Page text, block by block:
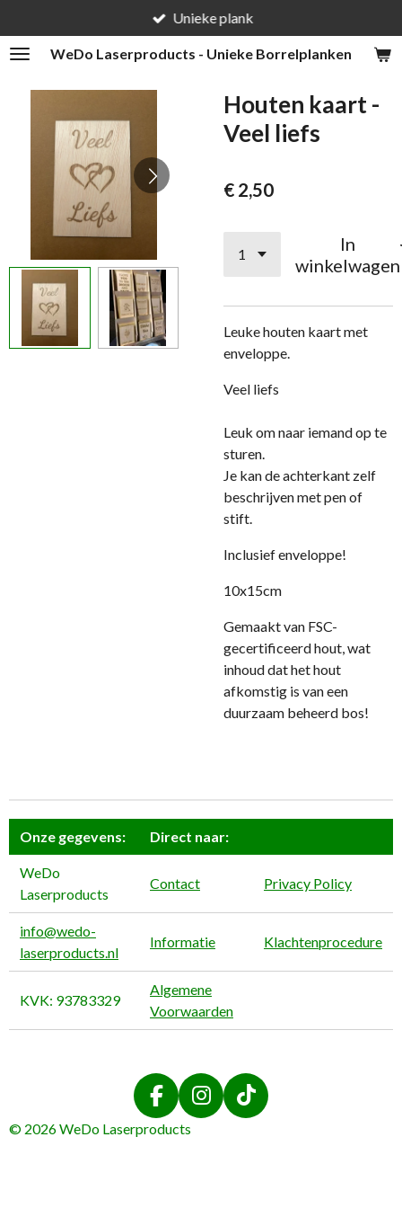
direct
naar
WeDo Laserproducts - Unieke Borrelplanken
Unieke plank
Houten kaart -
Veel liefs
€ 2,50
In
winkelwagen
Leuke houten kaart met
enveloppe.
Veel liefs
Leuk om naar iemand op te
sturen.
Je kan de achterkant zelf
beschrijven met pen of
stift.
Inclusief enveloppe!
10x15cm
Gemaakt van FSC-
gecertificeerd hout, wat
inhoud dat het hout
afkomstig is van een
duurzaam beheerd bos!
Onze gegevens: Direct naar:
WeDo
Laserproducts
Contact Privacy Policy
info@wedo-
laserproducts.nl
Informatie Klachtenprocedure
KVK: 93783329
Algemene
Voorwaarden
F
a
I
T
© 2026 WeDo Laserproducts